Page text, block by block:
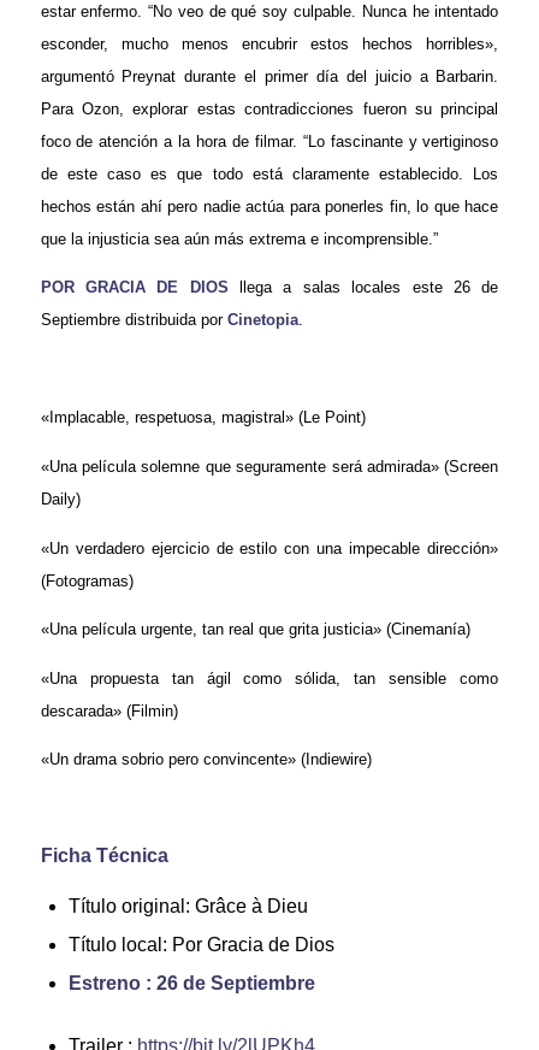
estar enfermo. “No veo de qué soy culpable. Nunca he intentado
esconder, mucho menos encubrir estos hechos horribles»,
argumentó Preynat durante el primer día del juicio a Barbarin.
Para Ozon, explorar estas contradicciones fueron su principal
foco de atención a la hora de filmar. “Lo fascinante y vertiginoso
de este caso es que todo está claramente establecido. Los
hechos están ahí pero nadie actúa para ponerles fin, lo que hace
que la injusticia sea aún más extrema e incomprensible.”
POR GRACIA DE DIOS llega a salas locales este 26 de
Septiembre distribuida por Cinetopia.
«Implacable, respetuosa, magistral» (Le Point)
«Una película solemne que seguramente será admirada» (Screen
Daily)
«Un verdadero ejercicio de estilo con una impecable dirección»
(Fotogramas)
«Una película urgente, tan real que grita justicia» (Cinemanía)
«Una propuesta tan ágil como sólida, tan sensible como
descarada» (Filmin)
«Un drama sobrio pero convincente» (Indiewire)
Ficha Técnica
Título original: Grâce à Dieu
Título local: Por Gracia de Dios
Estreno : 26 de Septiembre